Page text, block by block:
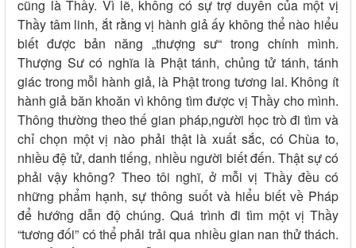
cũng là Thầy. Vì lẽ, không có sự trợ duyên của một vị
Thầy tâm linh, ắt rằng vị hành giả ấy không thể nào hiểu
biết được bản năng „thượng sư“ trong chính mình.
Thượng Sư có nghĩa là Phật tánh, chủng tử tánh, tánh
giác trong mỗi hành giả, là Phật trong tương lai. Không ít
hành giả băn khoăn vì không tìm được vị Thầy cho mình.
Thông thường theo thế gian pháp,người học trò đi tìm và
chỉ chọn một vị nào phải thật là xuất sắc, có Chùa to,
nhiều đệ tử, danh tiếng, nhiều người biết đến. Thật sự có
phải vậy không? Theo tôi nghĩ, ở mỗi vị Thầy đều có
những phẩm hạnh, sự thông suốt và hiểu biết về Pháp
để hướng dẫn độ chúng. Quá trình đi tìm một vị Thầy
“tương đối” có thể phải trải qua nhiều gian nan thử thách.